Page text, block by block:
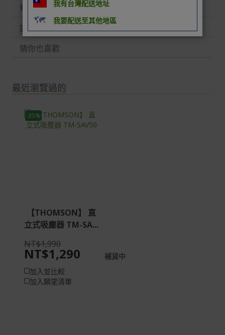
您可以於「我的訂單」內查詢訂單出貨狀態 (路徑：我的帳
號 > 我的訂單)。
實際的到貨時間依配合的物流商做安排，在無特殊狀況下
可在出貨後的兩個工作天內送達。
保固與售後服務
Acer旗下品牌商品保固期限與說明請參考此連結：
s://www.acer.com/tw-zh/support/warranty/product-wa
rranties
本網站提供以下付款方式：
別
信用卡分期付款：限指定商品使用，滿1千享3期0利
率/滿1萬享3期0利率/滿3萬享12期0利率
銀行帳戶轉帳：使用一次性虛擬帳戶
規格
評論
猜你也喜歡
最近瀏覽過的
-35%
【THOMSON】 直
立式吸塵器 TM-SA...
NT$1,290
NT$1,990
補貨中
加入並比較
加入願望清單
我有台灣配送地址
我要配送至其他地區